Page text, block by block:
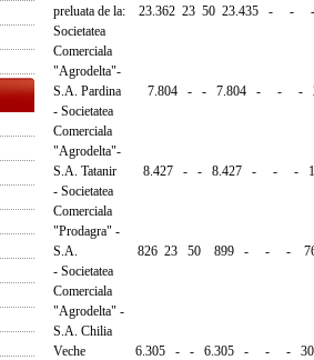
preluata de la: 23.362 23 50 23.435 - - -
Societatea
Comerciala
"Agrodelta"-
S.A. Pardina 7.804 - - 7.804 - - -
- Societatea
Comerciala
"Agrodelta"-
S.A. Tatanir 8.427 - - 8.427 - - -
- Societatea
Comerciala
"Prodagra" -
S.A. 826 23 50 899 - - - 76
- Societatea
Comerciala
"Agrodelta" -
S.A. Chilia
Veche 6.305 - - 6.305 - - - 304